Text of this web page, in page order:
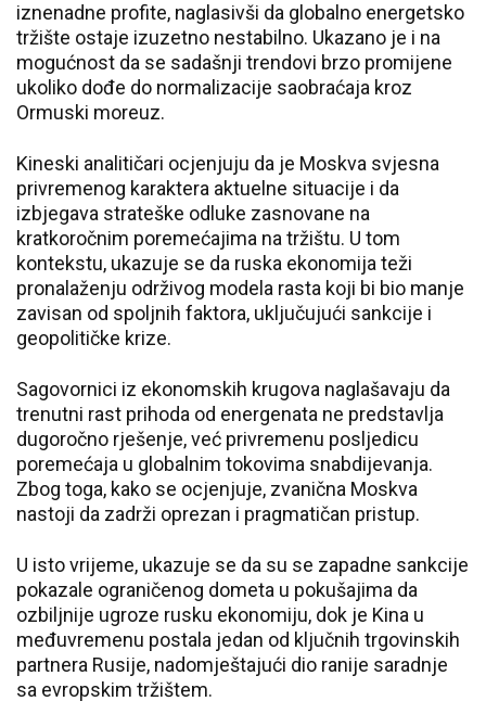
iznenadne profite, naglasivši da globalno energetsko
tržište ostaje izuzetno nestabilno. Ukazano je i na
mogućnost da se sadašnji trendovi brzo promijene
ukoliko dođe do normalizacije saobraćaja kroz
Ormuski moreuz.
Kineski analitičari ocjenjuju da je Moskva svjesna
privremenog karaktera aktuelne situacije i da
izbjegava strateške odluke zasnovane na
kratkoročnim poremećajima na tržištu. U tom
kontekstu, ukazuje se da ruska ekonomija teži
pronalaženju održivog modela rasta koji bi bio manje
zavisan od spoljnih faktora, uključujući sankcije i
geopolitičke krize.
Sagovornici iz ekonomskih krugova naglašavaju da
trenutni rast prihoda od energenata ne predstavlja
dugoročno rješenje, već privremenu posljedicu
poremećaja u globalnim tokovima snabdijevanja.
Zbog toga, kako se ocjenjuje, zvanična Moskva
nastoji da zadrži oprezan i pragmatičan pristup.
U isto vrijeme, ukazuje se da su se zapadne sankcije
pokazale ograničenog dometa u pokušajima da
ozbiljnije ugroze rusku ekonomiju, dok je Kina u
međuvremenu postala jedan od ključnih trgovinskih
partnera Rusije, nadomještajući dio ranije saradnje
sa evropskim tržištem.